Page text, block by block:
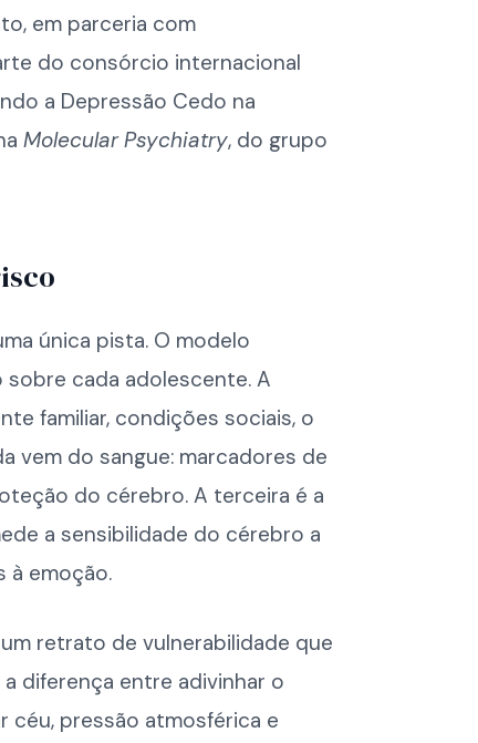
em parceria com
do consórcio internacional
a Depressão Cedo na
Molecular Psychiatry, do grupo
única pista. O modelo
cada adolescente. A
familiar, condições sociais, o
vem do sangue: marcadores de
do cérebro. A terceira é a
a sensibilidade do cérebro a
à emoção.
retrato de vulnerabilidade que
diferença entre adivinhar o
céu, pressão atmosférica e